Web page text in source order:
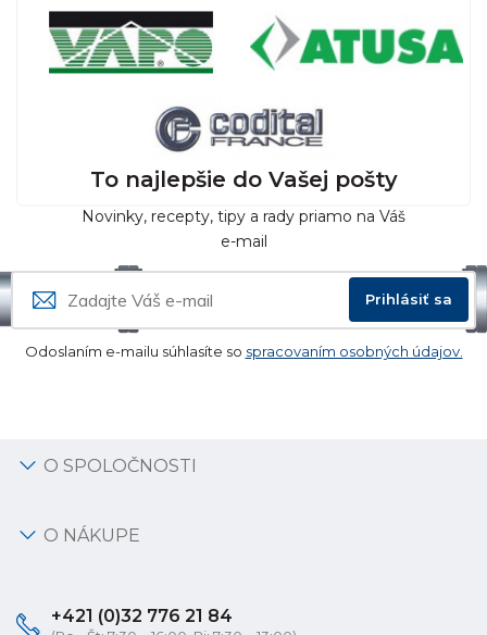
To najlepšie do Vašej pošty
Novinky, recepty, tipy a rady priamo na Váš
e-mail
Prihlásiť sa
Odoslaním e-mailu súhlasíte so spracovaním osobných údajov.
O SPOLOČNOSTI
O NÁKUPE
+421 (0)32 776 21 84